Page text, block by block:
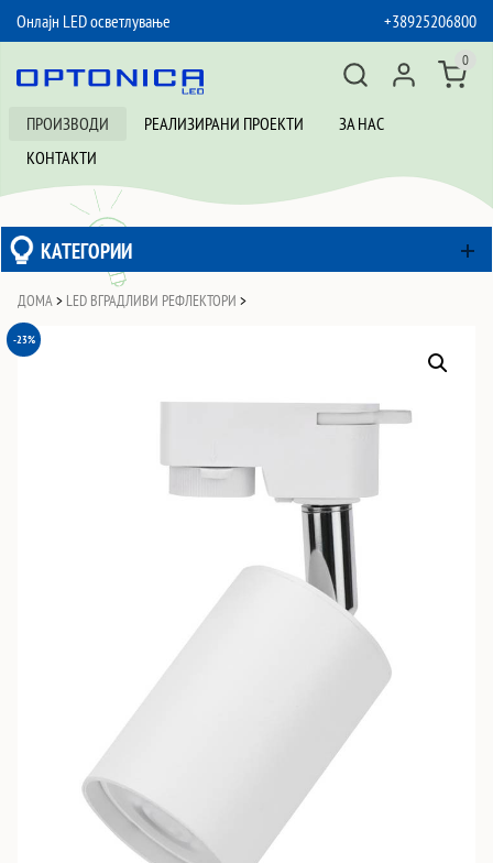
Онлајн LED осветлување
+38925206800
ПРОИЗВОДИ РЕАЛИЗИРАНИ ПРОЕКТИ
ЗА НАС
КОНТАКТИ
0
КАТЕГОРИИ
ДОМА > LED ВГРАДЛИВИ РЕФЛЕКТОРИ >
-23%